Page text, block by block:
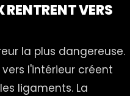
RENTRENT VERS
la plus dangereuse.
l'intérieur créent
ligaments. La